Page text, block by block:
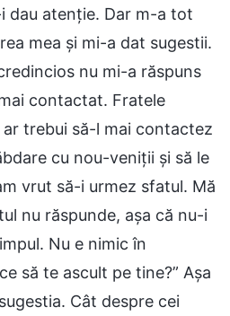
dau atenție. Dar m-a tot
mea și mi-a dat sugestii.
nu mi-a răspuns
contactat. Fratele
trebui să-l mai contactez
cu nou-veniții și să le
vrut să-i urmez sfatul. Mă
nu răspunde, așa că nu-i
Nu e nimic în
să te ascult pe tine?” Așa
Cât despre cei